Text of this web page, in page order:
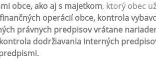
obce, ako aj s majetkom, ktorý obec
operácií obce, kontrola
právnych predpisov vrátane
dodržiavania interných